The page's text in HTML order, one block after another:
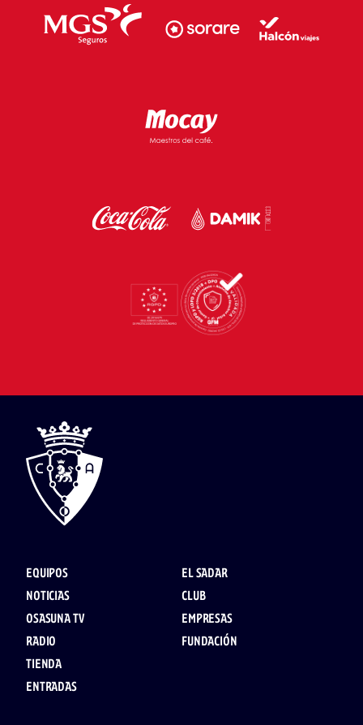
EQUIPOS
NOTICIAS
OSASUNA TV
RADIO
TIENDA
ENTRADAS
EL SADAR
CLUB
EMPRESAS
FUNDACIÓN